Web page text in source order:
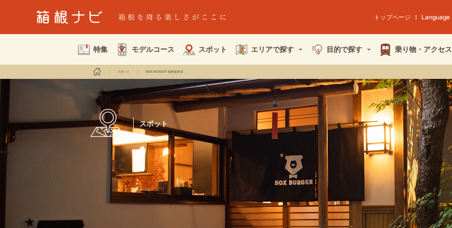
トップページ Language
特集 モデルコース スポット エリアで探す 目的で探す 乗り物・ アクセス
スポット BOX BURGER 箱根湯本店
スポット